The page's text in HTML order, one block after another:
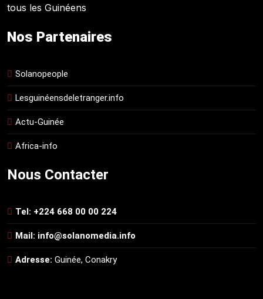
tous les Guinéens
Nos Partenaires
Solanopeople
Lesguinéensdeletranger.info
Actu-Guinée
Africa-info
Nous Contacter
Tel: +224 668 00 00 224
Mail: info@solanomedia.info
Adresse: Guinée, Conakry